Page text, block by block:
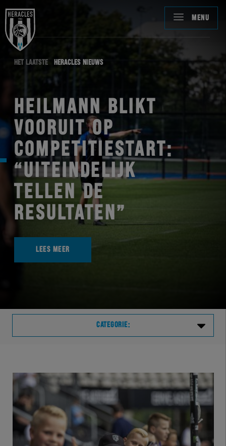
MENU
HET LAATSTE HERACLES NIEUWS
HEILMANN BLIKT
VOORUIT OP
COMPETITIESTART:
“UITEINDELIJK
TELLEN DE
RESULTATEN”
LEES MEER
CATEGORIE:
TELHER
HERVOL